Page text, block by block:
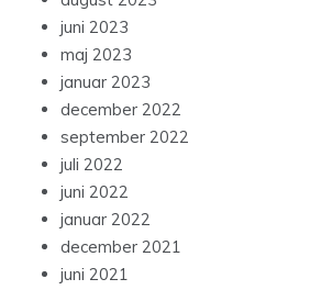
juni 2023
maj 2023
januar 2023
december 2022
september 2022
juli 2022
juni 2022
januar 2022
december 2021
juni 2021